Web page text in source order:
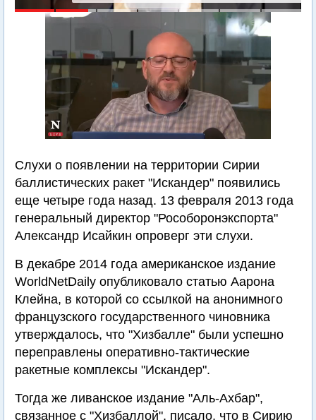
Слухи о появлении на территории Сирии
баллистических ракет "Искандер" появились
еще четыре года назад. 13 февраля 2013 года
генеральный директор "Рособоронэкспорта"
Александр Исайкин опроверг эти слухи.
В декабре 2014 года американское издание
WorldNetDaily опубликовало статью Аарона
Клейна, в которой со ссылкой на анонимного
французского государственного чиновника
утверждалось, что "Хизбалле" были успешно
переправлены оперативно-тактические
ракетные комплексы "Искандер".
Тогда же ливанское издание "Аль-Ахбар",
связанное с "Хизбаллой", писало, что в Сирию